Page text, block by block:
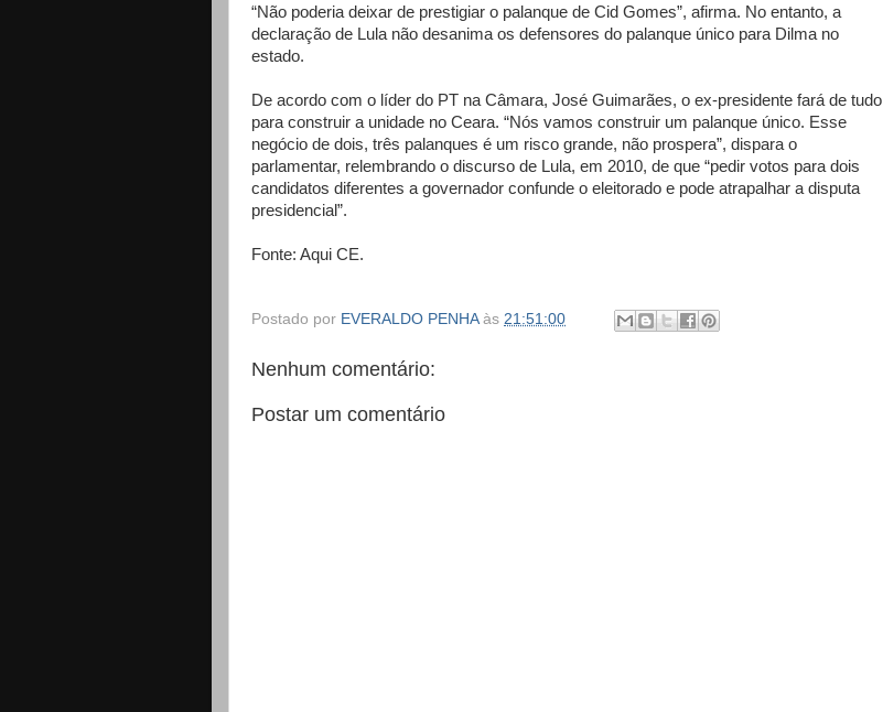
“Não poderia deixar de prestigiar o palanque de Cid Gomes”, afirma. No entanto, a
declaração de Lula não desanima os defensores do palanque único para Dilma no
estado.
De acordo com o líder do PT na Câmara, José Guimarães, o ex-presidente fará de tudo
para construir a unidade no Ceara. “Nós vamos construir um palanque único. Esse
negócio de dois, três palanques é um risco grande, não prospera”, dispara o
parlamentar, relembrando o discurso de Lula, em 2010, de que “pedir votos para dois
candidatos diferentes a governador confunde o eleitorado e pode atrapalhar a disputa
presidencial”.
Fonte: Aqui CE.
Postado por EVERALDO PENHA às 21:51:00
Nenhum comentário:
Postar um comentário